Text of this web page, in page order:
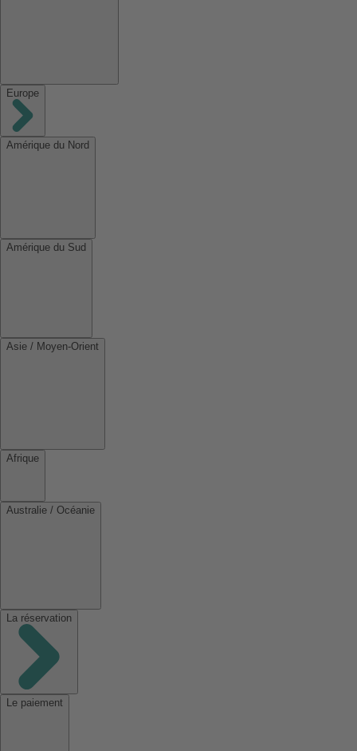
Europe
Amérique du Nord
Amérique du Sud
Asie / Moyen-Orient
Afrique
Australie / Océanie
La réservation
Le paiement